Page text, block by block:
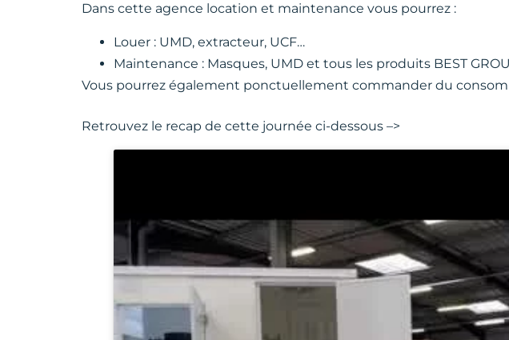
Dans cette agence location et maintenance vous pourrez :
Louer : UMD, extracteur, UCF…
Maintenance : Masques, UMD et tous les produits BEST
Vous pourrez également ponctuellement commander du
Retrouvez le recap de cette journée ci-dessous –>